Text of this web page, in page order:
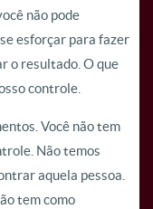
não pode
esforçar para fazer
o resultado. O que
controle.
Você não tem
Não temos
aquela pessoa.
tem como